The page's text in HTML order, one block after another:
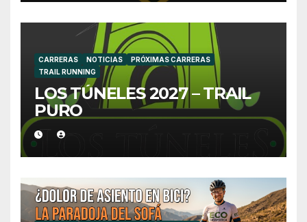
CARRERAS NOTICIAS
PRÓXIMAS CARRERAS
TRAIL RUNNING
LOS TÚNELES 2027 – TRAIL
PURO